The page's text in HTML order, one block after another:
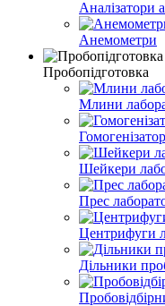
Аналізатори
Анемометри
Пробопідготовка
Млини
Шейкери
Прес
Центрифуги
Дільники